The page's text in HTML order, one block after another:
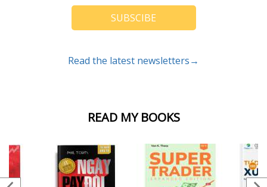
READ MY BOOKS
SUBSCIBE
Read the latest newsletters→